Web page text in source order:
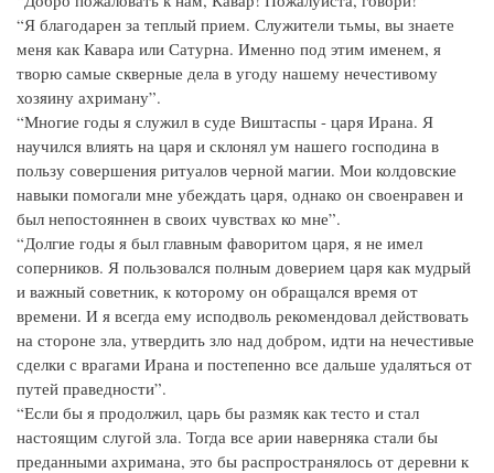
“Я благодарен за теплый прием. Служители тьмы, вы знаете
меня как Кавара или Сатурна. Именно под этим именем, я
творю самые скверные дела в угоду нашему нечестивому
хозяину ахриману”.
“Многие годы я служил в суде Виштаспы - царя Ирана. Я
научился влиять на царя и склонял ум нашего господина в
пользу совершения ритуалов черной магии. Мои колдовские
навыки помогали мне убеждать царя, однако он своенравен и
был непостояннен в своих чувствах ко мне”.
“Долгие годы я был главным фаворитом царя, я не имел
соперников. Я пользовался полным доверием царя как мудрый
и важный советник, к которому он обращался время от
времени. И я всегда ему исподволь рекомендовал действовать
на стороне зла, утвердить зло над добром, идти на нечестивые
сделки с врагами Ирана и постепенно все дальше удаляться от
путей праведности”.
“Если бы я продолжил, царь бы размяк как тесто и стал
настоящим слугой зла. Тогда все арии наверняка стали бы
преданными ахримана, это бы распространялось от деревни к